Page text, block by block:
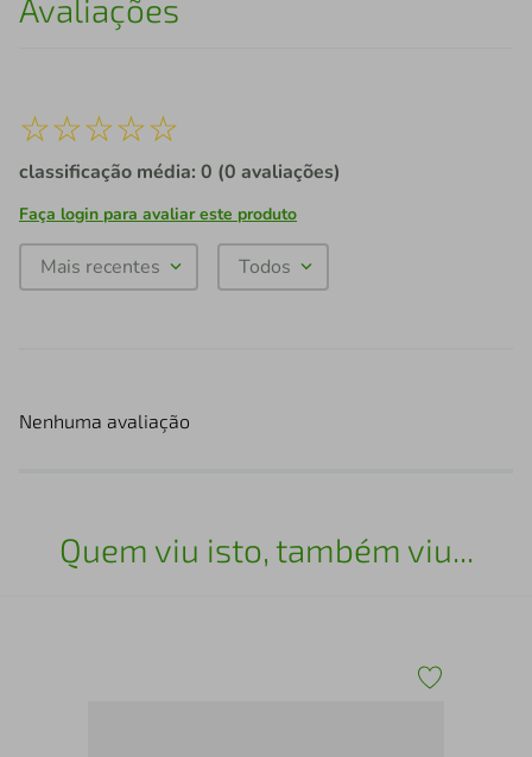
Avaliações
☆☆☆☆☆
classificação média: 0 (0 avaliações)
Faça login para avaliar este produto
Mais recentes Todos
Nenhuma avaliação
Quem viu isto, também viu...